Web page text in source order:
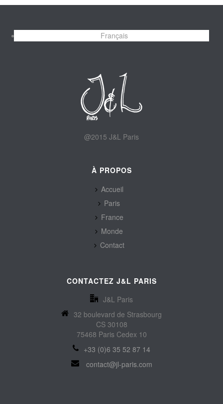
Français
@2015 J&L Paris
À PROPOS
Accueil
Paris
France
Monde
Contact
CONTACTEZ J&L PARIS
J&L Paris
32 boulevard de Strasbourg
CS 30108
75468 Paris Cedex 10
+33 (0)6 35 52 87 14
contact@jl-paris.com